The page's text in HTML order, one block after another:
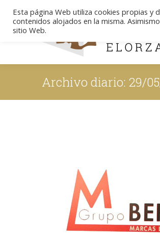
Archivo diario: 29/
Esta página Web utiliza cookies propias y
contenidos alojados en la misma.
sitio Web.